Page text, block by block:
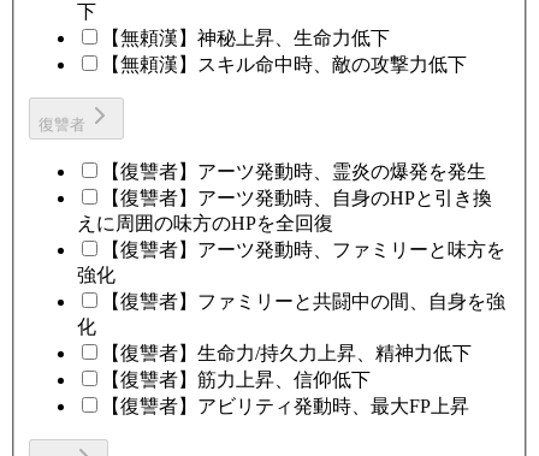
下
【無頼漢】神秘上昇、生命力低下
【無頼漢】スキル命中時、敵の攻撃力低下
復讐者
【復讐者】アーツ発動時、霊炎の爆発を発生
【復讐者】アーツ発動時、自身のHPと引き換
えに周囲の味方のHPを全回復
【復讐者】アーツ発動時、ファミリーと味方を
強化
【復讐者】ファミリーと共闘中の間、自身を強
化
【復讐者】生命力/持久力上昇、精神力低下
【復讐者】筋力上昇、信仰低下
【復讐者】アビリティ発動時、最大FP上昇